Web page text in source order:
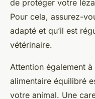
de protéger votre
Pour cela, assurez-
adapté et qu’il est
vétérinaire.
Attention également
alimentaire équilibré
votre animal. Une